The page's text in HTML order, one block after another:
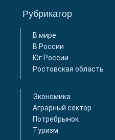
Рубрикатор
В мире
В России
Юг России
Ростовская область
Экономика
Аграрный сектор
Потребрынок
Туризм